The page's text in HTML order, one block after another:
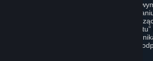
Valve może oferować Subskrypcję lub
nabywców wersji produktów w
wersji OEM produktów Valve.
„Klucz CD” (CD-Key) lub „Klucz
służą do aktywacji Subskrypcji
instrukcje zostaną dostarczone wraz z